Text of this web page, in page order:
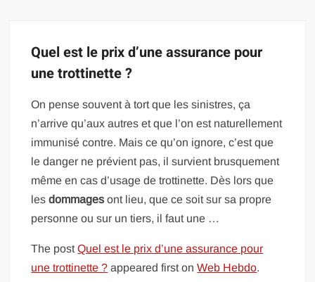
Quel est le prix d’une assurance pour
une trottinette ?
On pense souvent à tort que les sinistres, ça
n’arrive qu’aux autres et que l’on est naturellement
immunisé contre. Mais ce qu’on ignore, c’est que
le danger ne prévient pas, il survient brusquement
même en cas d’usage de trottinette. Dès lors que
lesdommages ont lieu, que ce soit sur sa propre
personne ou sur un tiers, il faut une …
The postQuel est le prix d’une assurance pour
une trottinette ? appeared first onWeb Hebdo.